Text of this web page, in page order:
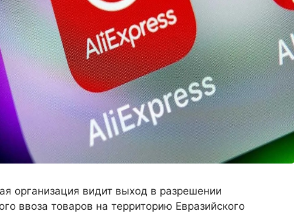
организация видит выход в разрешении
ввоза товаров на территорию Евразийского